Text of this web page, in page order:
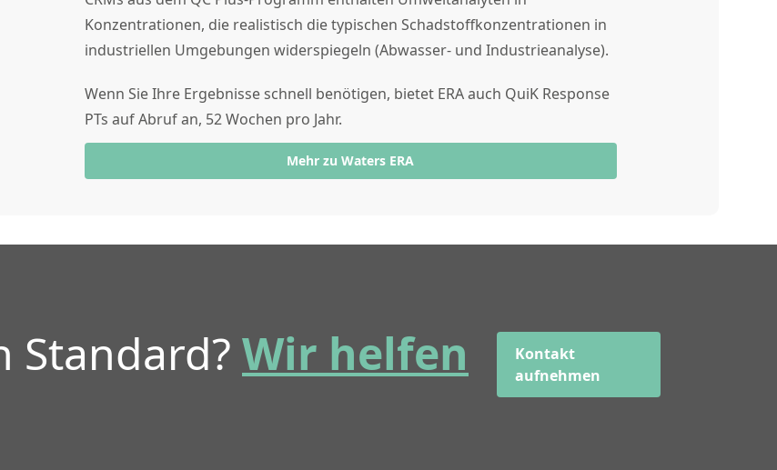
Konzentrationen, die realistisch die typischen Schadstoffkonzentrationen in
industriellen Umgebungen widerspiegeln (Abwasser- und Industrieanalyse).
Wenn Sie Ihre Ergebnisse schnell benötigen, bietet ERA auch QuiK Response
PTs auf Abruf an, 52 Wochen pro Jahr.
Mehr zu Waters ERA
Standard? Wir helfen
Kontakt
aufnehmen